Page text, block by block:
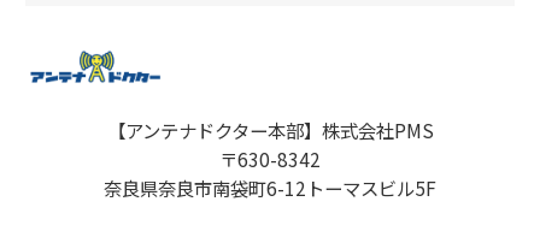
【アンテナドクター本部】株式会社PMS
〒630-8342
奈良県奈良市南袋町6-12トーマスビル5F